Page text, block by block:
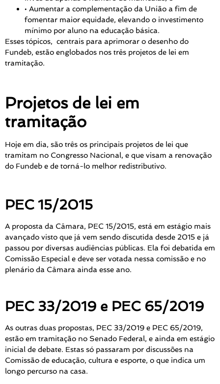
• Aumentar a complementação da União a fim de
fomentar maior equidade, elevando o investimento
mínimo por aluno na educação básica.
Esses tópicos, centrais para aprimorar o desenho do
Fundeb, estão englobados nos três projetos de lei em
tramitação.
Projetos de lei em
tramitação
Hoje em dia, são três os principais projetos de lei que
tramitam no Congresso Nacional, e que visam a renovação
do Fundeb e de torná-lo melhor redistributivo.
PEC 15/2015
A proposta da Câmara, PEC 15/2015, está em estágio mais
avançado visto que já vem sendo discutida desde 2015 e já
passou por diversas audiências públicas. Ela foi debatida em
Comissão Especial e deve ser votada nessa comissão e no
plenário da Câmara ainda esse ano.
PEC 33/2019 e PEC 65/2019
As outras duas propostas, PEC 33/2019 e PEC 65/2019,
estão em tramitação no Senado Federal, e ainda em estágio
inicial de debate. Estas só passaram por discussões na
Comissão de educação, cultura e esporte, o que indica um
longo percurso na casa.